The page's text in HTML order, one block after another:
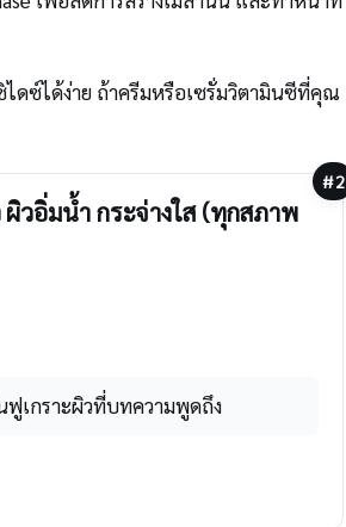
ดซ์ได้ง่าย ถ้าครีมหรือเซรั่มวิตามินซีที่คุณ
#2
วอิ่มน้ำ กระจ่างใส (ทุกสภาพ
ฟูเกราะผิวที่บทความพูดถึง